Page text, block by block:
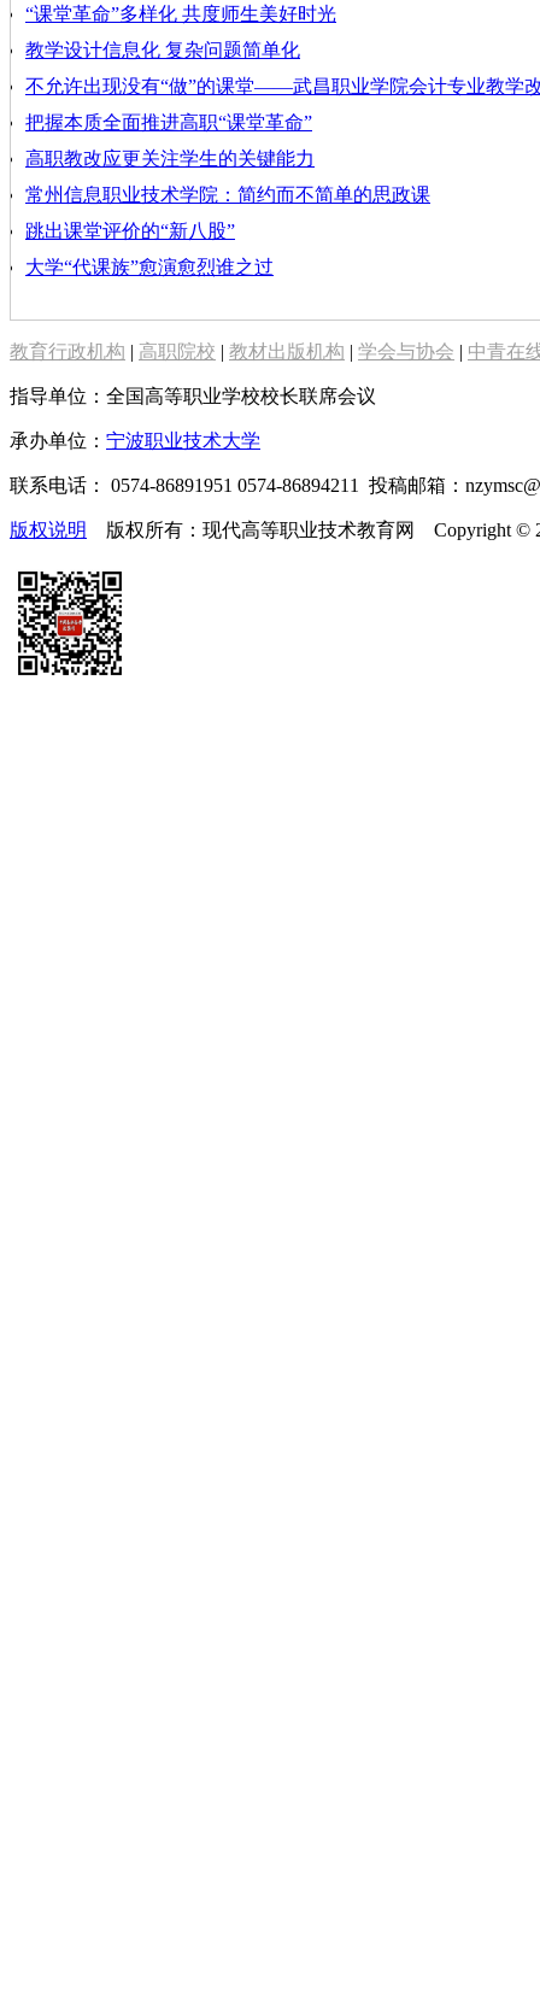
“课堂革命”多样化 共度师生美好时光
教学设计信息化 复杂问题简单化
不允许出现没有“做”的课堂——武昌职业学院会计专业教学
把握本质全面推进高职“课堂革命”
高职教改应更关注学生的关键能力
常州信息职业技术学院：简约而不简单的思政课
跳出课堂评价的“新八股”
大学“代课族”愈演愈烈谁之过
教育行政机构 | 高职院校 | 教材出版机构 | 学会与协会 | 中青在
指导单位：全国高等职业学校校长联席会议
承办单位： 宁波职业技术大学
联系电话： 0574-86891951 0574-86894211 投稿邮箱：
版权说明 版权所有：现代高等职业技术教育网 Copyright ©